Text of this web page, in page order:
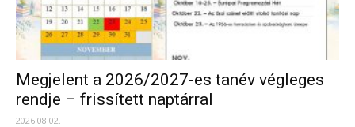
Megjelent a 2026/2027-es tanév végleges
rendje – frissített naptárral
2026.08.02.